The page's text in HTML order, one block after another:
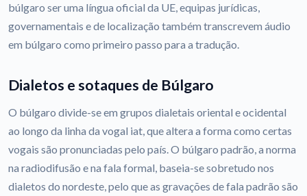
búlgaro ser uma língua oficial da UE, equipas jurídicas,
governamentais e de localização também transcrevem áudio
em búlgaro como primeiro passo para a tradução.
Dialetos e sotaques de Búlgaro
O búlgaro divide-se em grupos dialetais oriental e ocidental
ao longo da linha da vogal iat, que altera a forma como certas
vogais são pronunciadas pelo país. O búlgaro padrão, a norma
na radiodifusão e na fala formal, baseia-se sobretudo nos
dialetos do nordeste, pelo que as gravações de fala padrão são